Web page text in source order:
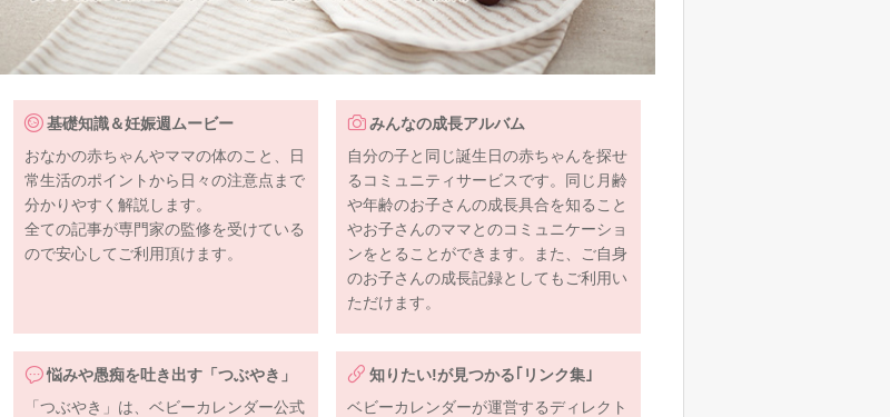
基礎知識＆妊娠週ムービー
おなかの赤ちゃんやママの体のこと、日
常生活のポイントから日々の注意点まで
分かりやすく解説します。
全ての記事が専門家の監修を受けている
ので安心してご利用頂けます。
みんなの成長アルバム
自分の子と同じ誕生日の赤ちゃんを探せ
るコミュニティサービスです。同じ月齢
や年齢のお子さんの成長具合を知ること
やお子さんのママとのコミュニケーショ
ンをとることができます。また、ご自身
のお子さんの成長記録としてもご利用い
ただけます。
悩みや愚痴を吐き出す「つぶやき」
「つぶやき」は、ベビーカレンダー公式
知りたい!が見つかる｢リンク集｣
ベビーカレンダーが運営するディレクト